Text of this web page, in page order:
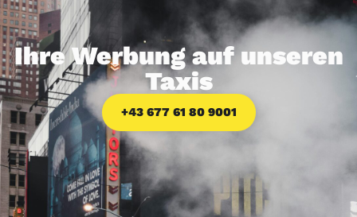
Ihre Werbung auf unseren
Taxis
+43 677 61 80 9001